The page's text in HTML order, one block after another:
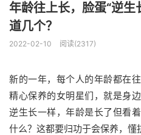
年龄往上长，脸蛋“逆生
道几个？
2022-02-10 阅读(2317)
新的一年，每个人的年龄都在
精心保养的女明星们，就是身
逆生长一样，年龄是长了但看
什么？这都要归功于会保养，懂